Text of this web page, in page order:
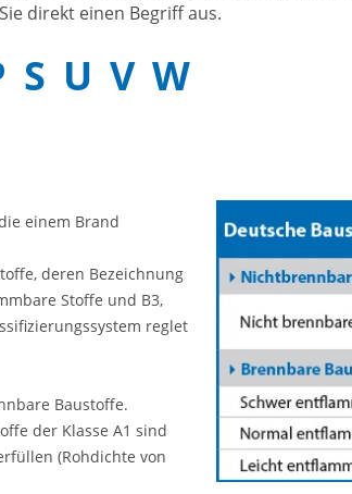
direkt einen Begriff aus.
S U V W
einem Brand
deren Bezeichnung
Stoffe und B3,
reglet
Baustoffe.
der Klasse A1 sind
(Rohdichte von